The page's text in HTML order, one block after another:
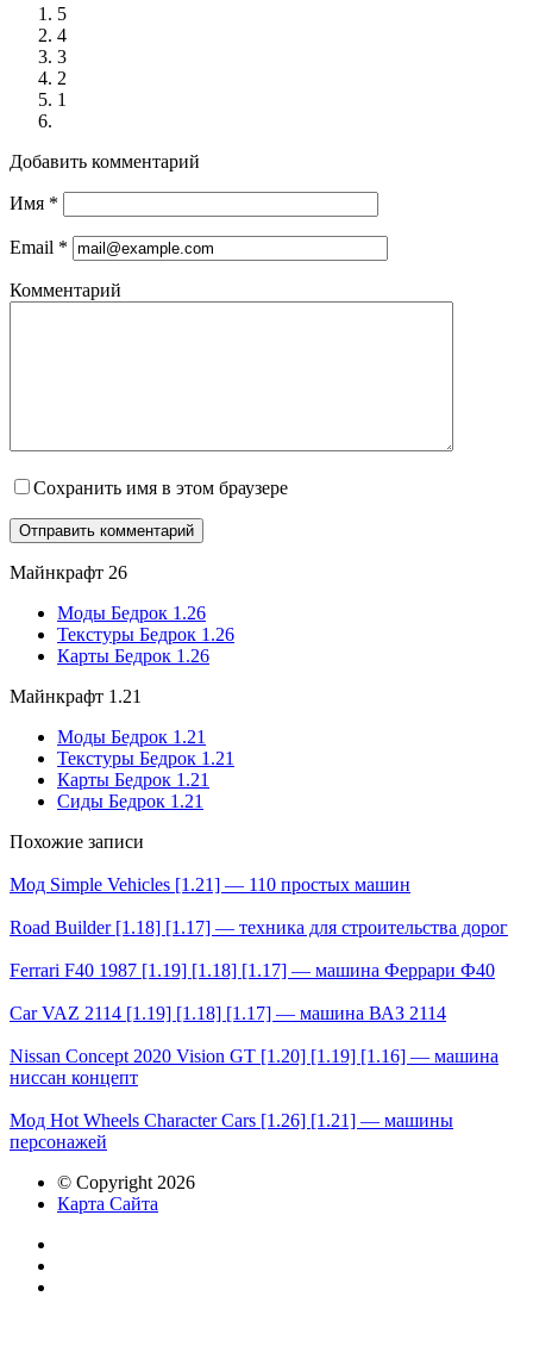
5
4
3
2
1
Добавить комментарий
Имя *
Email *
Комментарий
Сохранить имя в этом браузере
Майнкрафт 26
Моды Бедрок 1.26
Текстуры Бедрок 1.26
Карты Бедрок 1.26
Майнкрафт 1.21
Моды Бедрок 1.21
Текстуры Бедрок 1.21
Карты Бедрок 1.21
Сиды Бедрок 1.21
Похожие записи
Мод Simple Vehicles [1.21] — 110 простых машин
Road Builder [1.18] [1.17] — техника для строительства дорог
Ferrari F40 1987 [1.19] [1.18] [1.17] — машина Феррари Ф40
Car VAZ 2114 [1.19] [1.18] [1.17] — машина ВАЗ 2114
Nissan Concept 2020 Vision GT [1.20] [1.19] [1.16] — машина
ниссан концепт
Мод Hot Wheels Character Cars [1.26] [1.21] — машины
персонажей
© Copyright 2026
Карта Сайта